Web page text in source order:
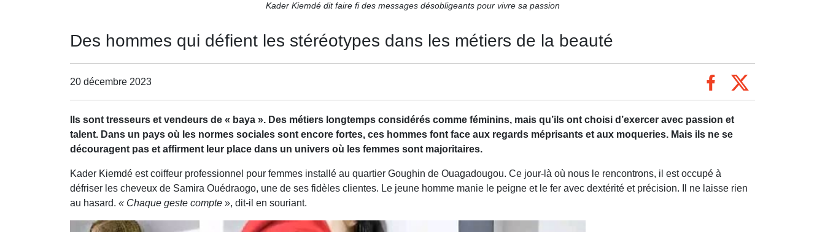
Kader Kiemdé dit faire fi des messages désobligeants pour vivre sa passion
Des hommes qui défient les stéréotypes dans les métiers de la beauté
20 décembre 2023
Ils sont tresseurs et vendeurs de « baya ». Des métiers longtemps considérés comme féminins, mais qu’ils ont choisi d’exercer avec passion et
talent. Dans un pays où les normes sociales sont encore fortes, ces hommes font face aux regards méprisants et aux moqueries. Mais ils ne se
découragent pas et affirment leur place dans un univers où les femmes sont majoritaires.
Kader Kiemdé est coiffeur professionnel pour femmes installé au quartier Goughin de Ouagadougou. Ce jour-là où nous le rencontrons, il est occupé à
défriser les cheveux de Samira Ouédraogo, une de ses fidèles clientes. Le jeune homme manie le peigne et le fer avec dextérité et précision. Il ne laisse rien
au hasard. « Chaque geste compte », dit-il en souriant.